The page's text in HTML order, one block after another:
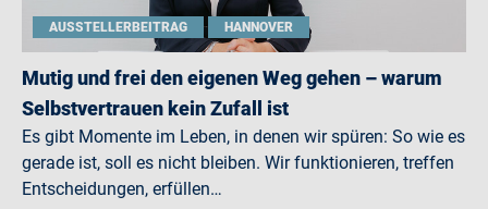
AUSSTELLERBEITRAG HANNOVER
Mutig und frei den eigenen Weg gehen – warum
Selbstvertrauen kein Zufall ist
Es gibt Momente im Leben, in denen wir spüren: So wie es
gerade ist, soll es nicht bleiben. Wir funktionieren, treffen
Entscheidungen, erfüllen…